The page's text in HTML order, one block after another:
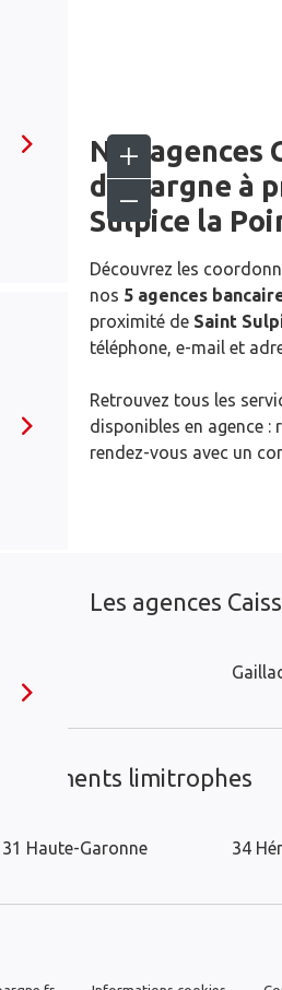
Nos agences
d’Epargne à
Sulpice la
Découvrez les
nos 5 agences
proximité de Saint
téléphone, e-mail et
Retrouvez tous les
disponibles en agence :
rendez-vous avec un
Les agences
limitrophes
31 Haute-Garonne 34